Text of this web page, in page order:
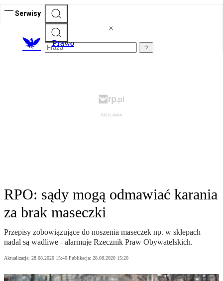
Serwisy
Prawo
RPO: sądy mogą odmawiać karania
za brak maseczki
Przepisy zobowiązujące do noszenia maseczek np. w sklepach
nadal są wadliwe - alarmuje Rzecznik Praw Obywatelskich.
Aktualizacja: 28.08.2020 15:40 Publikacja: 28.08.2020 15:20